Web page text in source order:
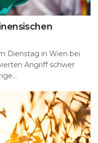
Dienstag in Wien bei
Angriff schwer